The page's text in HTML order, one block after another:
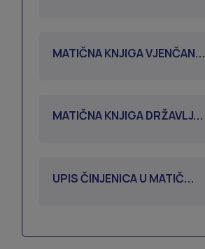
MATIČNA KNJIGA VJENČAN...
MATIČNA KNJIGA DRŽAVLJ...
UPIS ČINJENICA U MATIČ...